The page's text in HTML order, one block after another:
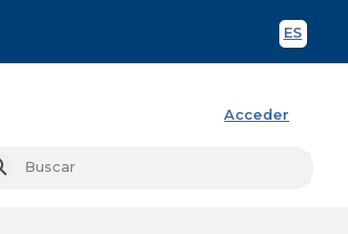
ES
Acceder
Buscar